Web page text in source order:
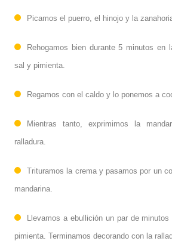
Picamos el puerro, el hinojo y la
Rehogamos bien durante 5 minutos en
sal y pimienta.
Regamos con el caldo y lo ponemos a
Mientras tanto, exprimimos la
ralladura.
Trituramos la crema y pasamos por un
mandarina.
Llevamos a ebullición un par de
pimienta. Terminamos decorando con la